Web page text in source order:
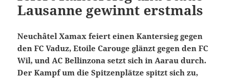
Lausanne gewinnt erstmals
Neuchâtel Xamax feiert einen Kantersieg gegen
den FC Vaduz, Etoile Carouge glänzt gegen den FC
Wil, und AC Bellinzona setzt sich in Aarau durch.
Der Kampf um die Spitzenplätze spitzt sich zu,